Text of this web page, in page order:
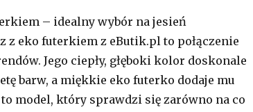
– idealny wybór na jesień
z eko futerkiem z eButik.pl to połączenie
Jego ciepły, głęboki kolor doskonale
barw, a miękkie eko futerko dodaje mu
model, który sprawdzi się zarówno na co